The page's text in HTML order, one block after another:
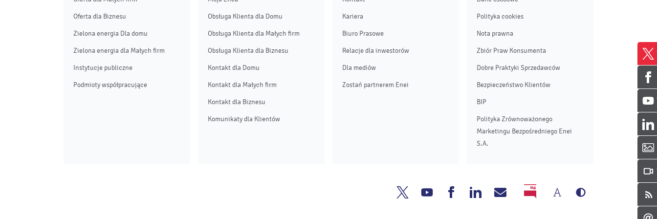
Oferta dla Biznesu
Zielona energia Dla domu
Zielona energia dla Małych firm
Instytucje publiczne
Podmioty współpracujące
Obsługa Klienta dla Domu
Obsługa Klienta dla Małych firm
Obsługa Klienta dla Biznesu
Kontakt dla Domu
Kontakt dla Małych firm
Kontakt dla Biznesu
Komunikaty dla Klientów
Kariera
Biuro Prasowe
Relacje dla inwestorów
Dla mediów
Zostań partnerem Enei
Polityka cookies
Nota prawna
Zbiór Praw Konsumenta
Dobre Praktyki Sprzedawców
Bezpieczeństwo Klientów
BIP
Polityka Zrównoważonego
Marketingu Bezpośredniego Enei
S.A.
Enea Enea
Enea Enea NapiszBIP
ZmieńWersja